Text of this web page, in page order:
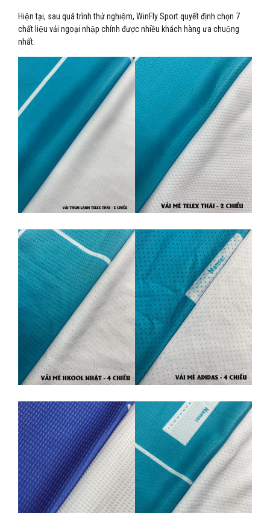
Hiện tại, sau quá trình thử nghiệm, WinFly Sport quyết định chọn 7
chất liệu vải ngoại nhập chính được nhiều khách hàng ưa chuộng
nhất: